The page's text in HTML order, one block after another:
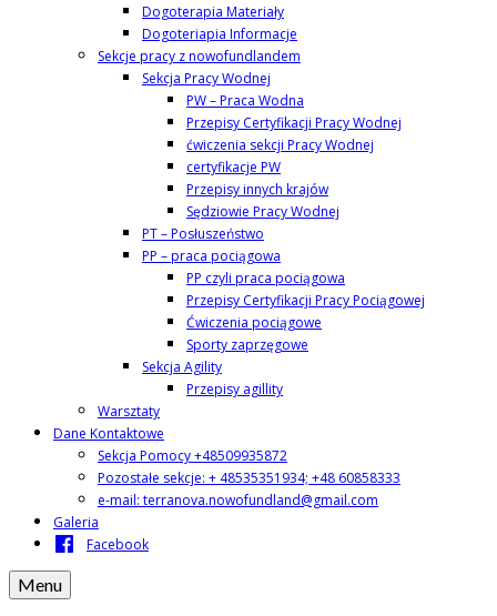
Dogoterapia Materiały
Dogoteriapia Informacje
Sekcje pracy z nowofundlandem
Sekcja Pracy Wodnej
PW – Praca Wodna
Przepisy Certyfikacji Pracy Wodnej
ćwiczenia sekcji Pracy Wodnej
certyfikacje PW
Przepisy innych krajów
Sędziowie Pracy Wodnej
PT – Posłuszeństwo
PP – praca pociągowa
PP czyli praca pociągowa
Przepisy Certyfikacji Pracy Pociągowej
Ćwiczenia pociągowe
Sporty zaprzęgowe
Sekcja Agility
Przepisy agillity
Warsztaty
Dane Kontaktowe
Sekcja Pomocy +48509935872
Pozostałe sekcje: + 48535351934; +48 60858333
e-mail: terranova.nowofundland@gmail.com
Galeria
Facebook
Menu